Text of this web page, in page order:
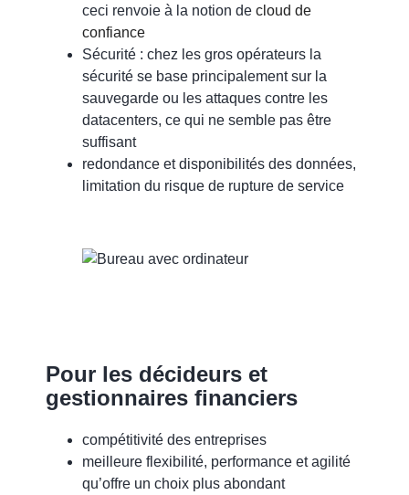
ceci renvoie à la notion de cloud de
confiance
Sécurité : chez les gros opérateurs la
sécurité se base principalement sur la
sauvegarde ou les attaques contre les
datacenters, ce qui ne semble pas être
suffisant
redondance et disponibilités des données,
limitation du risque de rupture de service
Pour les décideurs et
gestionnaires financiers
compétitivité des entreprises
meilleure flexibilité, performance et agilité
qu’offre un choix plus abondant